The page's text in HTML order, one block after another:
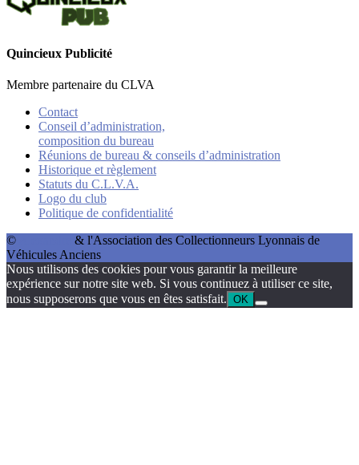
Quincieux Publicité
Membre partenaire du CLVA
Contact
Conseil d’administration,
composition du bureau
Réunions de bureau & conseils d’administration
Historique et règlement
Statuts du C.L.V.A.
Logo du club
Politique de confidentialité
©
& l'Association des Collectionneurs Lyonnais de
Véhicules Anciens
Nous utilisons des cookies pour vous garantir la meilleure
expérience sur notre site web. Si vous continuez à utiliser ce site,
nous supposerons que vous en êtes satisfait. OK